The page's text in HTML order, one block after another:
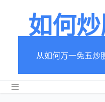
如何
从如何万一免五炒